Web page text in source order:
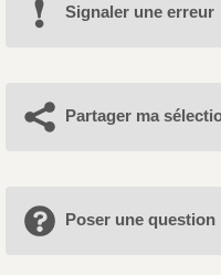
Signaler une erreur
Partager ma
Poser une question